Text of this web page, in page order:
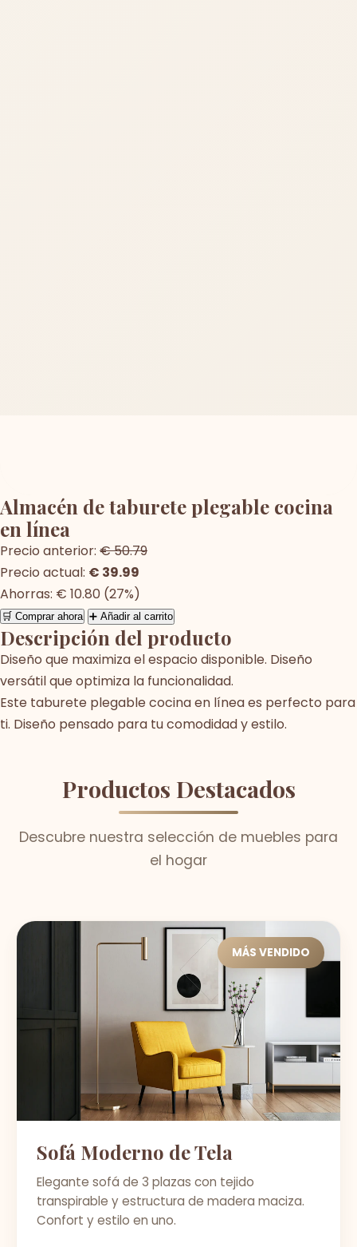
Almacén de taburete plegable cocina
en línea
Precio anterior: € 50.79
Precio actual: € 39.99
Ahorras: € 10.80 (27%)
🛒 Comprar ahora ➕ Añadir al carrito
Descripción del producto
Diseño que maximiza el espacio disponible. Diseño
versátil que optimiza la funcionalidad.
Este taburete plegable cocina en línea es perfecto para
ti. Diseño pensado para tu comodidad y estilo.
Productos Destacados
Descubre nuestra selección de muebles para
el hogar
MÁS VENDIDO
Sofá Moderno de Tela
Elegante sofá de 3 plazas con tejido
transpirable y estructura de madera maciza.
Confort y estilo en uno.